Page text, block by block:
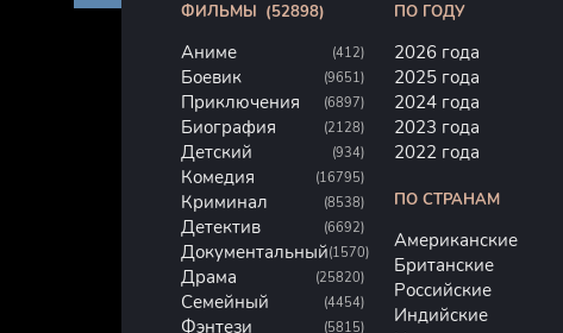
ФИЛЬМЫ (52898)
Аниме (412)
Боевик (9651)
Приключения (6897)
Биография (2128)
Детский (934)
Комедия (16795)
Криминал (8538)
Детектив (6692)
Документальный(1570)
Драма (25820)
Семейный (4454)
Фэнтези (5815)
ПО ГОДУ
2026 года
2025 года
2024 года
2023 года
2022 года
ПО СТРАНАМ
Американские
Британские
Российские
Индийские